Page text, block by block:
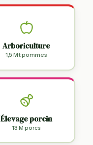
Arboriculture
1,5 Mt pommes
Élevage porcin
13 M porcs